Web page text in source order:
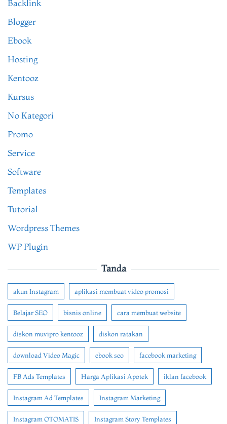
Backlink
Blogger
Ebook
Hosting
Kentooz
Kursus
No Kategori
Promo
Service
Software
Templates
Tutorial
Wordpress Themes
WP Plugin
Tanda
akun Instagram aplikasi membuat video promosi
Belajar SEO bisnis online cara membuat website
diskon muvipro kentooz diskon ratakan
download Video Magic ebook seo facebook marketing
FB Ads Templates Harga Aplikasi Apotek iklan facebook
Instagram Ad Templates Instagram Marketing
Instagram OTOMATIS Instagram Story Templates